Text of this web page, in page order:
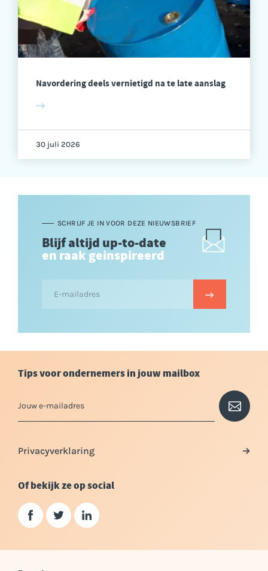
Navordering deels vernietigd na te late aanslag
30 juli 2026
SCHRIJF JE IN VOOR DEZE NIEUWSBRIEF
Blijf altijd up-to-date
en raak geinspireerd
Tips voor ondernemers in jouw mailbox
Privacyverklaring
Of bekijk ze op social